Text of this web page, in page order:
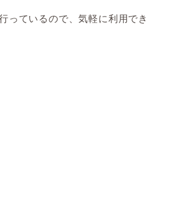
っているので、気軽に利用でき